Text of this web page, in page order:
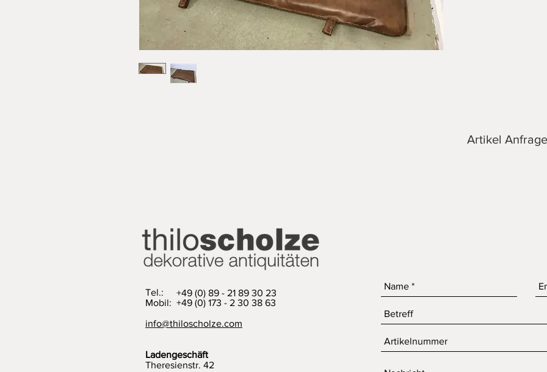
Artikel
Tel.:
Mobil: +49 (0) 173 - 2 30 38 63
info@thiloscholze.com
Ladengeschäft
Theresienstr. 42
+49 (0) 89 - 21 89 30 23